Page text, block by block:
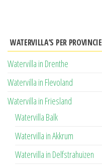
WATERVILLA’S PER PROVINCIE
Watervilla in Drenthe
Watervilla in Flevoland
Watervilla in Friesland
Watervilla Balk
Watervilla in Akkrum
Watervilla in Delfstrahuizen